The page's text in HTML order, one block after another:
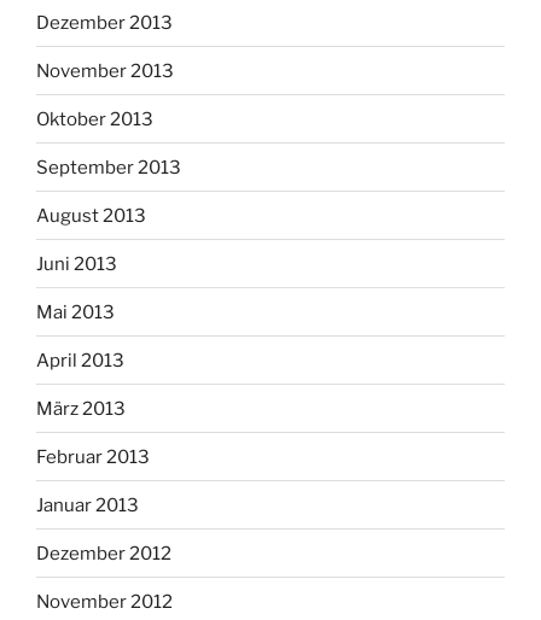
Dezember 2013
November 2013
Oktober 2013
September 2013
August 2013
Juni 2013
Mai 2013
April 2013
März 2013
Februar 2013
Januar 2013
Dezember 2012
November 2012